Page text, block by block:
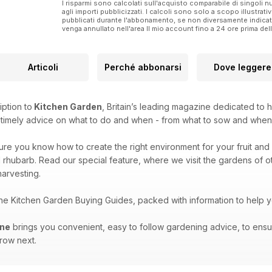
I risparmi sono calcolati sull'acquisto comparabile di singoli
agli importi pubblicizzati. I calcoli sono solo a scopo
pubblicati durante l'abbonamento, se non diversamente
venga annullato nell'area Il mio account fino a 24 ore prima
Articoli Perché abbonarsi Dove leggere
to Kitchen Garden , Britain’s leading magazine dedicated
advice on what to do and when - from what to sow and
you know how to create the right environment for your fruit
Read our special feature, where we visit the gardens of
Kitchen Garden Buying Guides, packed with information to
brings you convenient, easy to follow gardening advice, to
next.